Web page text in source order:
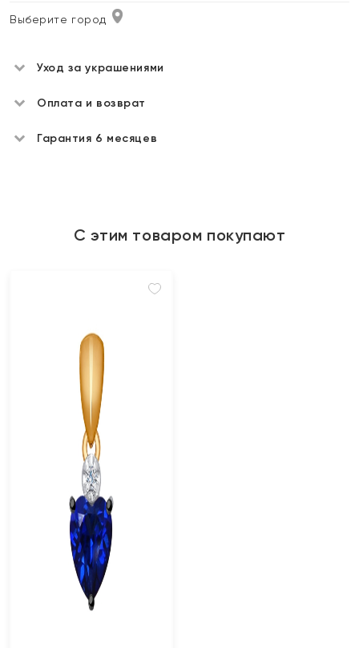
Выберите город
Уход за украшениями
Оплата и возврат
Гарантия 6 месяцев
С этим товаром покупают